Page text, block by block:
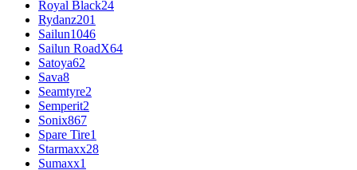
Royal Black24
Rydanz201
Sailun1046
Sailun RoadX64
Satoya62
Sava8
Seamtyre2
Semperit2
Sonix867
Spare Tire1
Starmaxx28
Sumaxx1